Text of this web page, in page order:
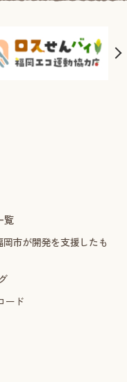
覧
市が開発を支援したも
ード